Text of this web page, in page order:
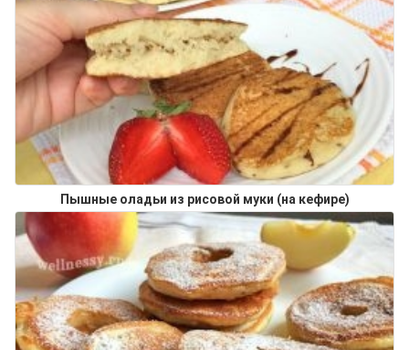
Пышные оладьи из рисовой муки (на кефире)